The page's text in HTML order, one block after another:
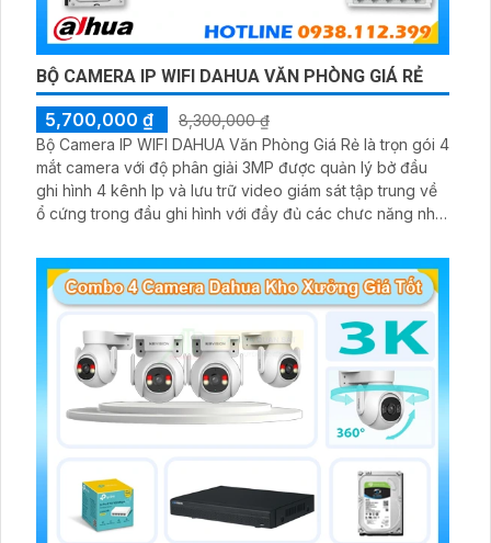
BỘ CAMERA IP WIFI DAHUA VĂN PHÒNG GIÁ RẺ
5,700,000 ₫
8,300,000 ₫
Bộ Camera IP WIFI DAHUA Văn Phòng Giá Rẻ là trọn gói 4
mắt camera với độ phân giải 3MP được quản lý bở đầu
ghi hình 4 kênh Ip và lưu trữ video giám sát tập trung về
ổ cứng trong đầu ghi hình với đầy đủ các chưc năng như
giám sát có màu vào ban đêm